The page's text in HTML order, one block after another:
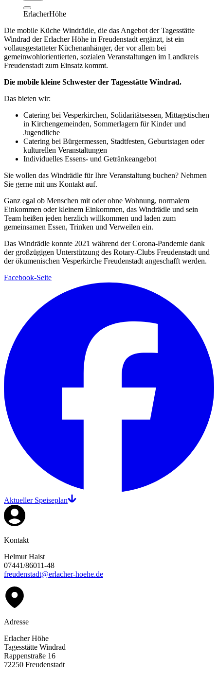
ErlacherHöhe
Die mobile Küche Windrädle, die das Angebot der Tagesstätte
Windrad der Erlacher Höhe in Freudenstadt ergänzt, ist ein
vollausgestatteter Küchenanhänger, der vor allem bei
gemeinwohlorientierten, sozialen Veranstaltungen im Landkreis
Freudenstadt zum Einsatz kommt.
Die mobile kleine Schwester der Tagesstätte Windrad.
Das bieten wir:
Catering bei Vesperkirchen, Solidaritätsessen, Mittagstischen
in Kirchengemeinden, Sommerlagern für Kinder und
Jugendliche
Catering bei Bürgermessen, Stadtfesten, Geburtstagen oder
kulturellen Veranstaltungen
Individuelles Essens- und Getränkeangebot
Sie wollen das Windrädle für Ihre Veranstaltung buchen? Nehmen
Sie gerne mit uns Kontakt auf.
Ganz egal ob Menschen mit oder ohne Wohnung, normalem
Einkommen oder kleinem Einkommen, das Windrädle und sein
Team heißen jeden herzlich willkommen und laden zum
gemeinsamen Essen, Trinken und Verweilen ein.
Das Windrädle konnte 2021 während der Corona-Pandemie dank
der großzügigen Unterstützung des Rotary-Clubs Freudenstadt und
der ökumenischen Vesperkirche Freudenstadt angeschafft werden.
Facebook-Seite
Aktueller Speiseplan
Kontakt
Helmut Haist
07441/86011-48
freudenstadt@erlacher-hoehe.de
Adresse
Erlacher Höhe
Tagesstätte Windrad
Rappenstraße 16
72250 Freudenstadt